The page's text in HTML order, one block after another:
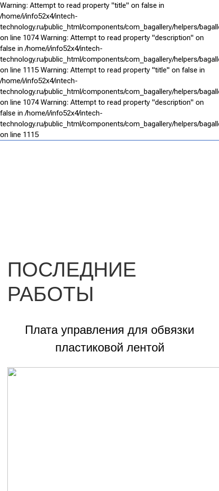
Warning: Attempt to read property "title" on false in
/home/i/info52x4/intech-
technology.ru/public_html/components/com_bagallery/helpers/
on line 1074 Warning: Attempt to read property "description" on
false in /home/i/info52x4/intech-
technology.ru/public_html/components/com_bagallery/helpers/
on line 1115 Warning: Attempt to read property "title" on false in
/home/i/info52x4/intech-
technology.ru/public_html/components/com_bagallery/helpers/
on line 1074 Warning: Attempt to read property "description" on
false in /home/i/info52x4/intech-
technology.ru/public_html/components/com_bagallery/helpers/
on line 1115
ПОСЛЕДНИЕ
РАБОТЫ
Плата управления для обвязки
пластиковой лентой